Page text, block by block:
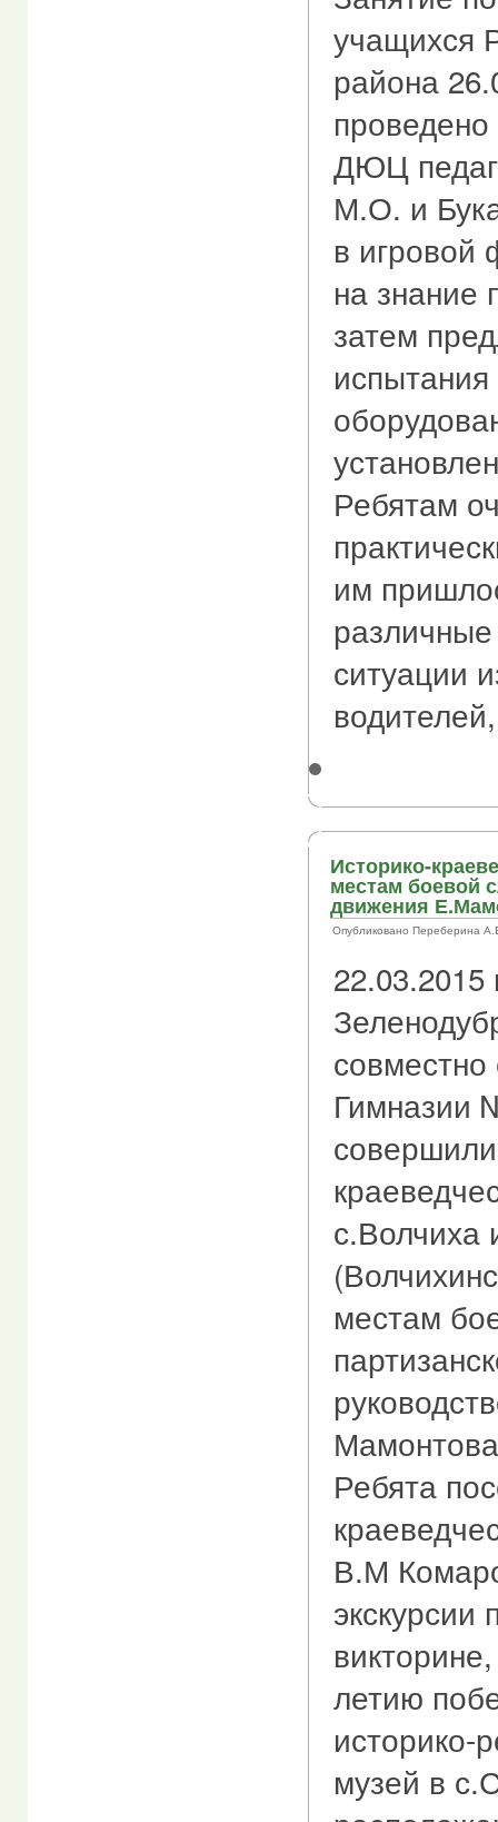
учащихся
района
ДЮЦ
М.О. и
в игровой
на
затем
Ребятам
им
ситуации
Историко-
местам боевой
движения
Опубликовано Переберина
Гимназии
с.Волчиха
местам
Ребята
В.М
экскурсии
летию
историко-
музей в